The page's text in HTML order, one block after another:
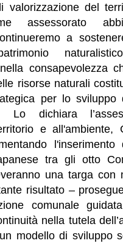
valorizzazione del
assessorato
a
consapevolezza
risorse naturali
per lo sviluppo
Lo dichiara
e all'ambiente,
l'inserimento
tra gli otto
una targa con
risultato –
comunale
nella tutela
modello di sviluppo